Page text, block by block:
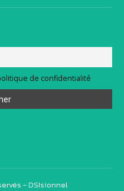
de confidentialité
- DSIsionnel